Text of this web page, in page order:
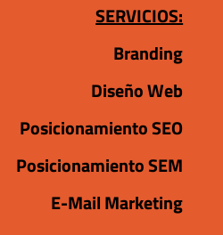
SERVICIOS:
Branding
Diseño Web
Posicionamiento SEO
Posicionamiento SEM
E-Mail Marketing